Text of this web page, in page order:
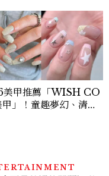
美甲推薦「WISH CO
」！童趣夢幻、清新